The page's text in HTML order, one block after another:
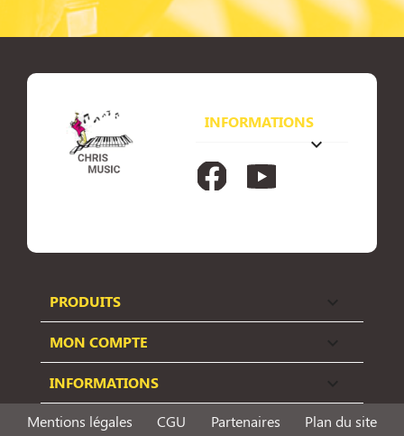
INFORMATIONS
keyboard_arrow_down
FacebookYouTube
PRODUITS
MON COMPTE
INFORMATIONS
Mentions légales CGU Partenaires Plan du site